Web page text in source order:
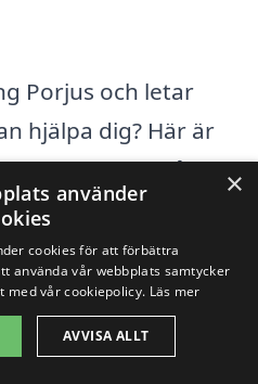
Porjus och letar
hjälpa dig? Här är
där du också kan×
använder
cookies för att förbättra
använda vår webbplats samtycker
med vår cookiepolicy. Läs mer
AVVISA ALLT